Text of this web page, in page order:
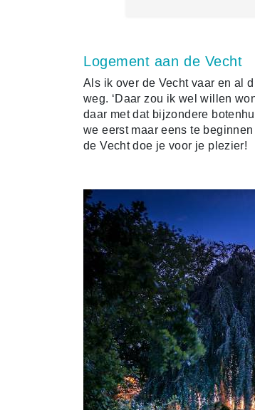
Logement aan de Vecht
Als ik over de Vecht vaar en al
weg. ‘Daar zou ik wel willen
daar met dat bijzondere
we eerst maar eens te
de Vecht doe je voor je plezier!